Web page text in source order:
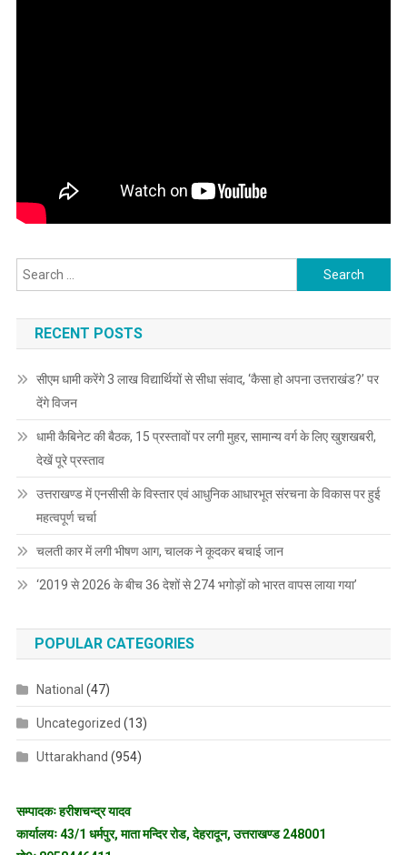
Search
for:
RECENT POSTS
सीएम धामी करेंगे 3 लाख विद्यार्थियों से सीधा संवाद, ‘कैसा हो अपना उत्तराखंड?’ पर
देंगे विजन
धामी कैबिनेट की बैठक, 15 प्रस्तावों पर लगी मुहर, सामान्य वर्ग के लिए खुशखबरी,
देखें पूरे प्रस्ताव
उत्तराखण्ड में एनसीसी के विस्तार एवं आधुनिक आधारभूत संरचना के विकास पर हुई
महत्वपूर्ण चर्चा
चलती कार में लगी भीषण आग, चालक ने कूदकर बचाई जान
‘2019 से 2026 के बीच 36 देशों से 274 भगोड़ों को भारत वापस लाया गया’
POPULAR CATEGORIES
National (47)
Uncategorized (13)
Uttarakhand (954)
सम्पादकः हरीशचन्द्र यादव
कार्यालयः 43/1 धर्मपुर, माता मन्दिर रोड, देहरादून, उत्तराखण्ड 248001